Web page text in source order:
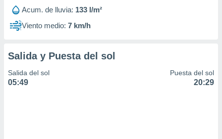
Acum. de lluvia: 133 l/m²
Viento medio: 7 km/h
Salida y Puesta del sol
Salida del sol
05:49
Puesta del sol
20:29